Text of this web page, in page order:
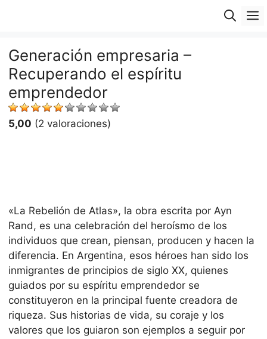
Generación empresaria –
Recuperando el espíritu
emprendedor
5,00 (2 valoraciones)
«La Rebelión de Atlas», la obra escrita por Ayn
Rand, es una celebración del heroísmo de los
individuos que crean, piensan, producen y hacen la
diferencia. En Argentina, esos héroes han sido los
inmigrantes de principios de siglo XX, quienes
guiados por su espíritu emprendedor se
constituyeron en la principal fuente creadora de
riqueza. Sus historias de vida, su coraje y los
valores que los guiaron son ejemplos a seguir por